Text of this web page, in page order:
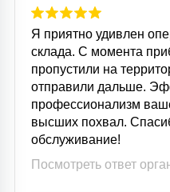
Я приятно удивлен
склада. С момента
пропустили на
отправили дальше.
профессионализм
высших похвал.
обслуживание!
Посмотреть ответ